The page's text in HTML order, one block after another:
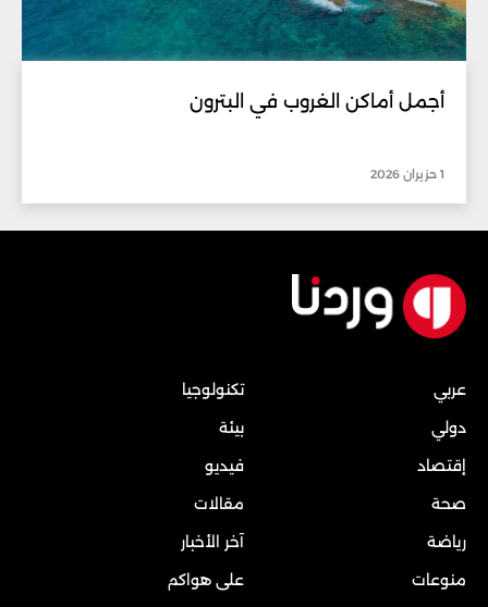
أجمل أماكن الغروب في البترون
1 حزيران 2026
عربي
دولي
إقتصاد
صحة
رياضة
منوعات
تكنولوجيا
بيئة
فيديو
مقالات
آخر الأخبار
على هواكم